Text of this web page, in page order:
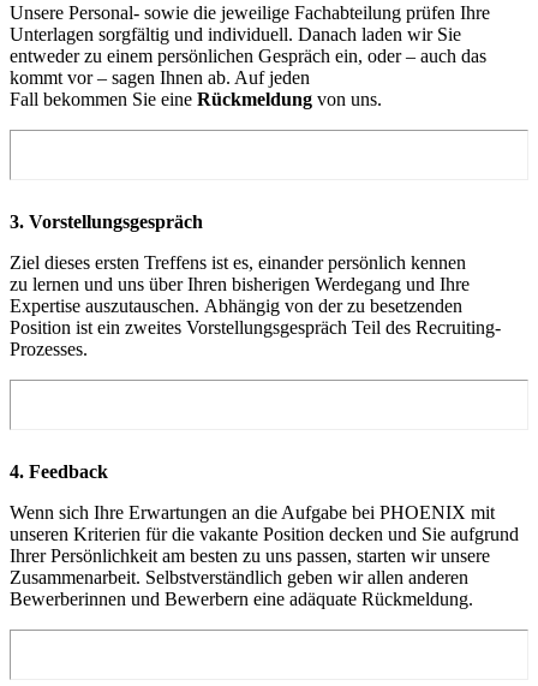
Unsere Personal- sowie die jeweilige Fachabteilung prüfen Ihre
Unterlagen sorgfältig und individuell. Danach laden wir Sie
entweder zu einem persönlichen Gespräch ein, oder – auch das
kommt vor – sagen Ihnen ab. Auf jeden
Fall bekommen Sie eine Rückmeldung von uns.
3. Vorstellungs­gespräch
Ziel dieses ersten Treffens ist es, einander persönlich kennen
zu lernen und uns über Ihren bisherigen Werdegang und Ihre
Expertise auszutauschen. Abhängig von der zu besetzenden
Position ist ein zweites Vorstellungsgespräch Teil des Recruiting-
Prozesses.
4. Feedback
Wenn sich Ihre Erwartungen an die Aufgabe bei PHOENIX mit
unseren Kriterien für die vakante Position decken und Sie aufgrund
Ihrer Persönlichkeit am besten zu uns passen, starten wir unsere
Zusammenarbeit. Selbstverständlich geben wir allen anderen
Bewerberinnen und Bewerbern eine adäquate Rückmeldung.